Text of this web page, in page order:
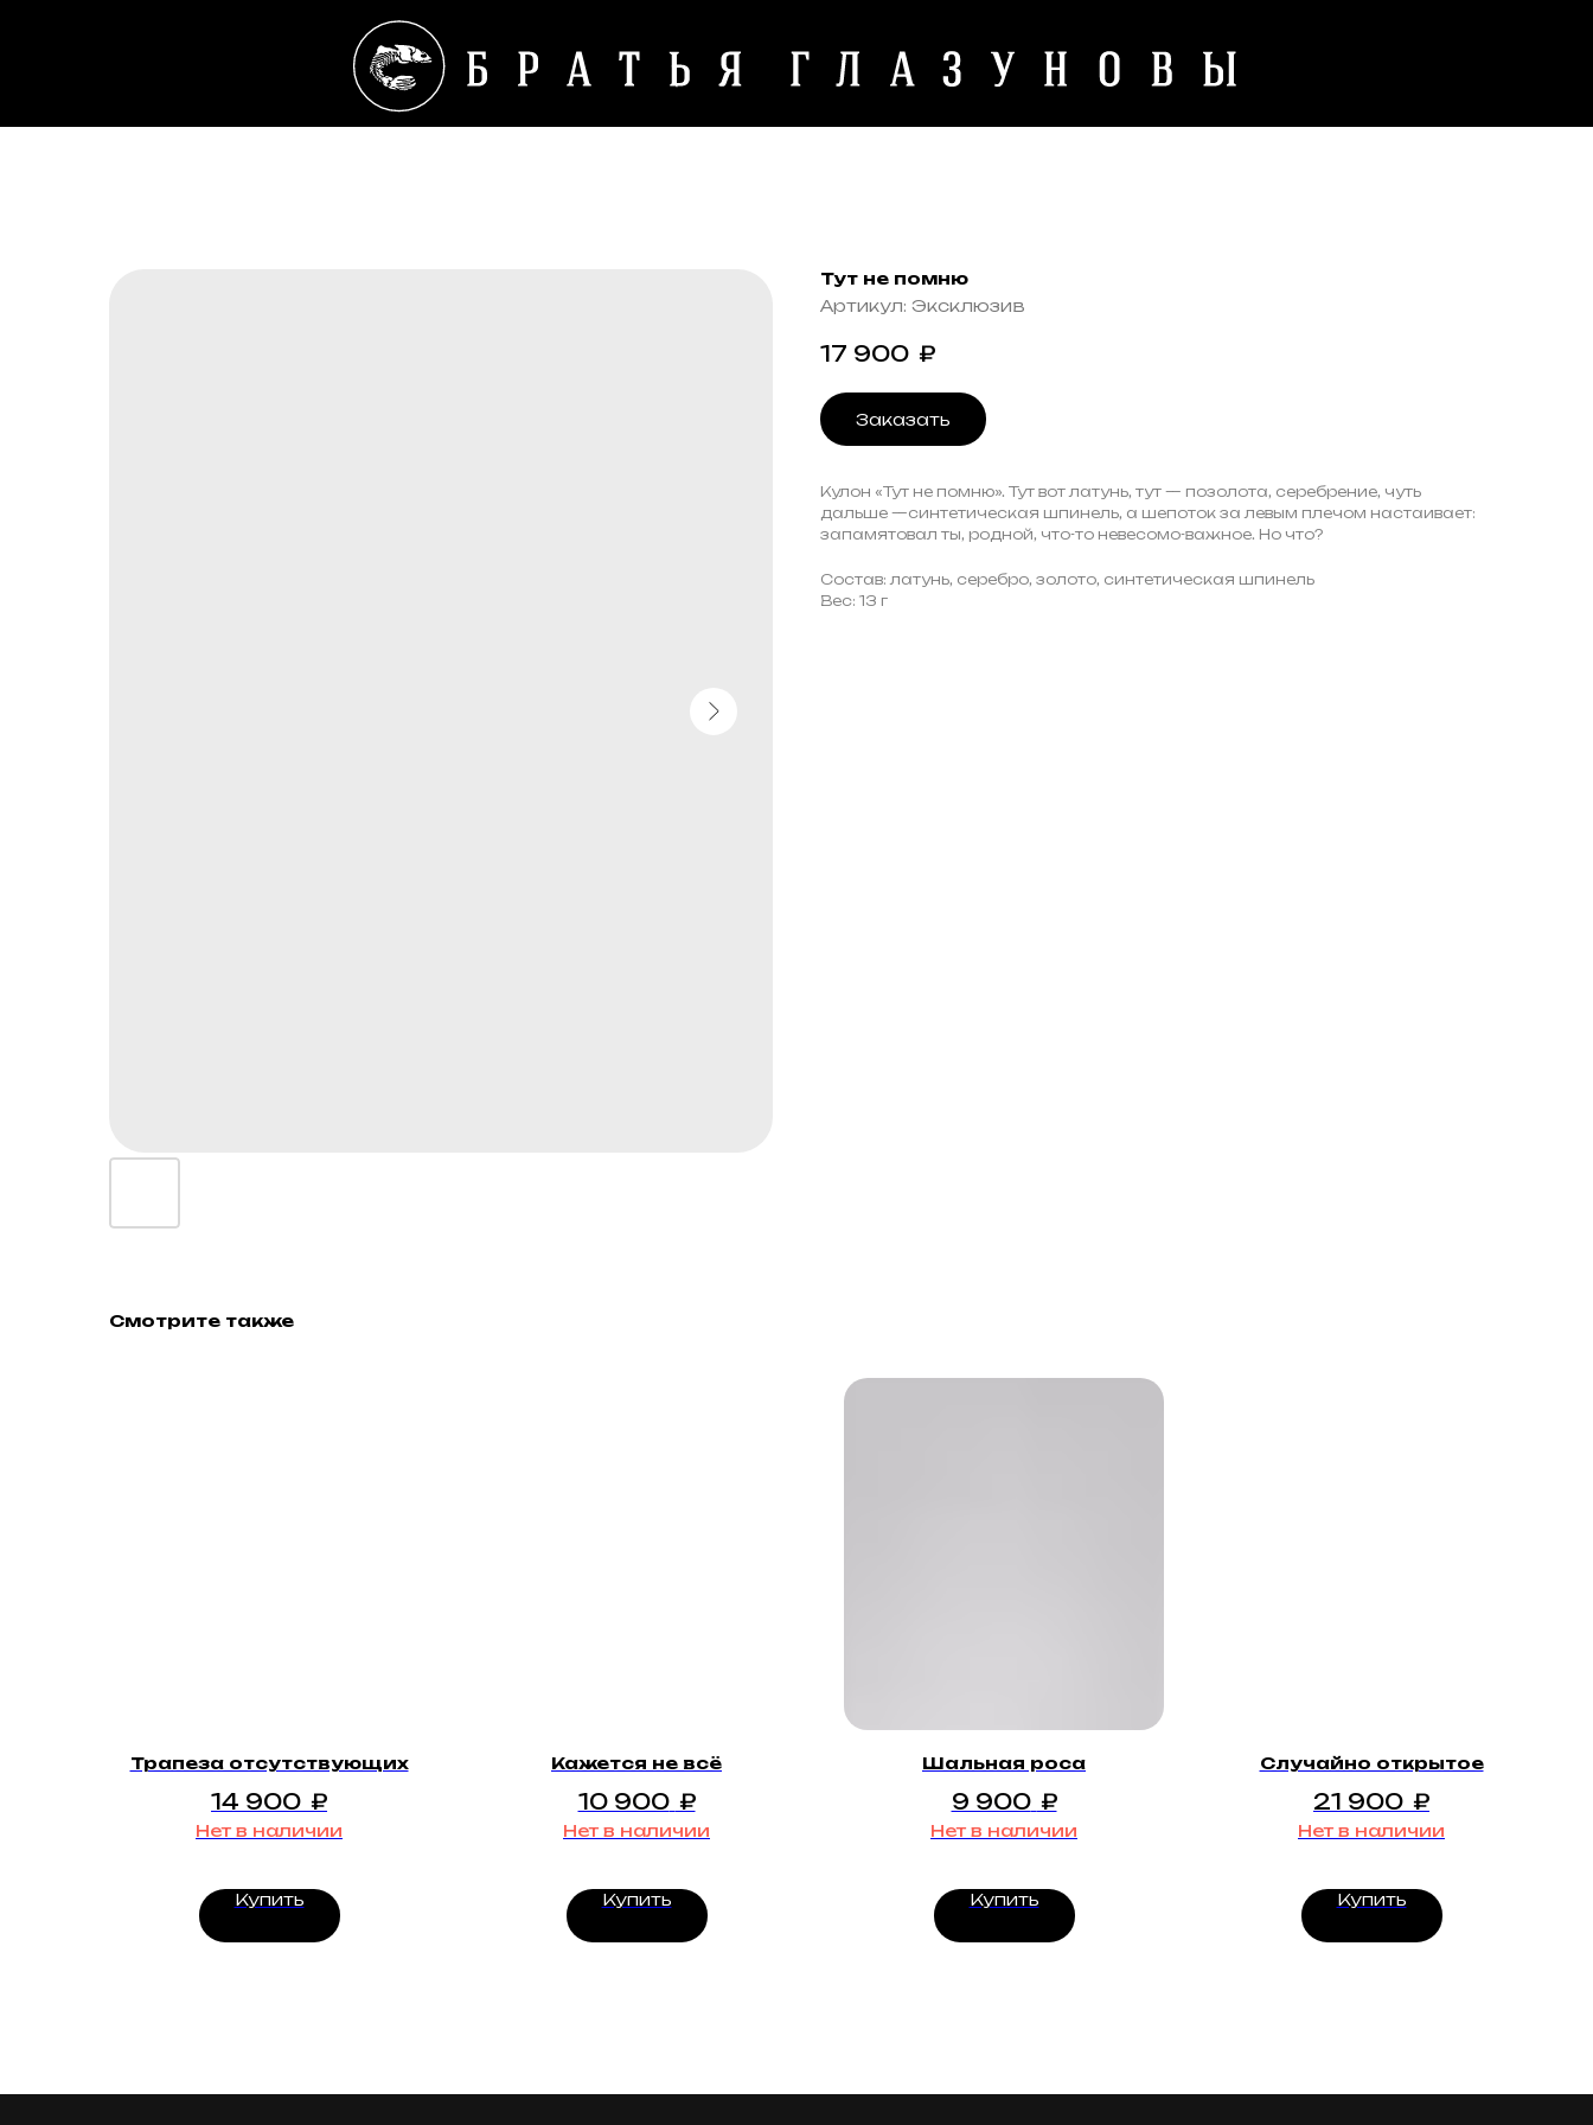
Тут не помню
Артикул: Эксклюзив
17 900 ₽
Заказать
Кулон «Тут не помню». Тут вот латунь, тут — позолота, серебрение, чуть
дальше —синтетическая шпинель, а шепоток за левым плечом настаивает:
запамятовал ты, родной, что-то невесомо-важное. Но что?
Состав: латунь, серебро, золото, синтетическая шпинель
Вес: 13 г
Смотрите также
Трапеза отсутствующих
14 900 ₽
Нет в наличии
Купить
Кажется не всё
10 900 ₽
Нет в наличии
Купить
Шальная роса
9 900 ₽
Нет в наличии
Купить
Случайно открытое
21 900 ₽
Нет в наличии
Купить